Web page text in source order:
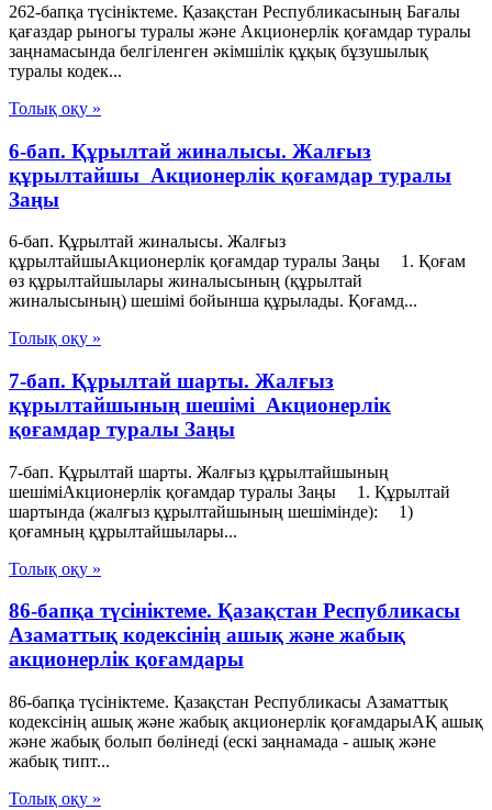
262-бапқа түсініктеме. Қазақстан Республикасының Бағалы
қағаздар рыногы туралы және Акционерлік қоғамдар туралы
заңнамасында белгіленген әкімшілік құқық бұзушылық
туралы кодек...
Толық оқу »
6-бап. Құрылтай жиналысы. Жалғыз
құрылтайшы Акционерлік қоғамдар туралы
Заңы
6-бап. Құрылтай жиналысы. Жалғыз
құрылтайшыАкционерлік қоғамдар туралы Заңы 1. Қоғам
өз құрылтайшылары жиналысының (құрылтай
жиналысының) шешімі бойынша құрылады. Қоғамд...
Толық оқу »
7-бап. Құрылтай шарты. Жалғыз
құрылтайшының шешімі Акционерлік
қоғамдар туралы Заңы
7-бап. Құрылтай шарты. Жалғыз құрылтайшының
шешіміАкционерлік қоғамдар туралы Заңы 1. Құрылтай
шартында (жалғыз құрылтайшының шешімінде): 1)
қоғамның құрылтайшылары...
Толық оқу »
86-бапқа түсініктеме. Қазақстан Республикасы
Азаматтық кодексінің ашық және жабық
акционерлік қоғамдары
86-бапқа түсініктеме. Қазақстан Республикасы Азаматтық
кодексінің ашық және жабық акционерлік қоғамдарыАҚ ашық
және жабық болып бөлінеді (ескі заңнамада - ашық және
жабық типт...
Толық оқу »